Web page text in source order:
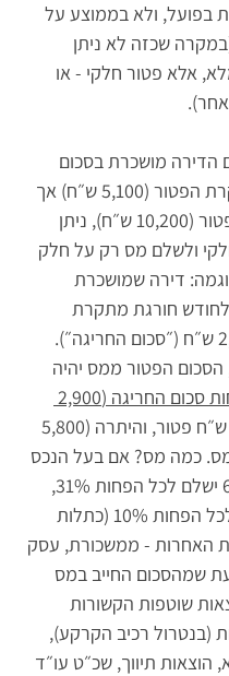
בפועל, ולא בממוצע על
שכזה לא ניתן
אלא פטור חלקי - או
הדירה מושכרת בסכום
שהוא מעל תקרת הפטור (5,100 ש״ח) אך
נמוך מכפל הפטור (10,200 ש״ח), ניתן
ולשלם מס רק על חלק
דירה שמושכרת
ש״ח לחודש חורגת מתקרת
הפטור ב-2,900 ש״ח (״סכום החריגה״).
הפטור ממס יהיה
כמה מס? אם בעל הנכס
מתחת לגיל 60 ישלם לכל הפחות 31%,
ואם מעל, אז לכל הפחות 10% (כתלות
האחרות - ממשכורת, עסק
שמהסכום החייב במס
שוטפות הקשורות
(בנטרול רכיב הקרקע),
הוצאות תיווך, שכ״ט עו״ד